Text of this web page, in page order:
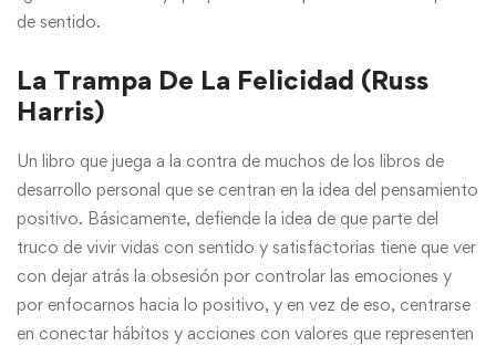
de sentido.
La Trampa De La Felicidad (Russ
Harris)
Un libro que juega a la contra de muchos de los libros de
desarrollo personal que se centran en la idea del pensamiento
positivo. Básicamente, defiende la idea de que parte del
truco de vivir vidas con sentido y satisfactorias tiene que ver
con dejar atrás la obsesión por controlar las emociones y
por enfocarnos hacia lo positivo, y en vez de eso, centrarse
en conectar hábitos y acciones con valores que representen